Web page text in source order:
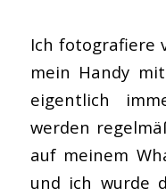
Ich fotografiere
mein Handy
eigentlich
werden
auf meinem
und ich wurde